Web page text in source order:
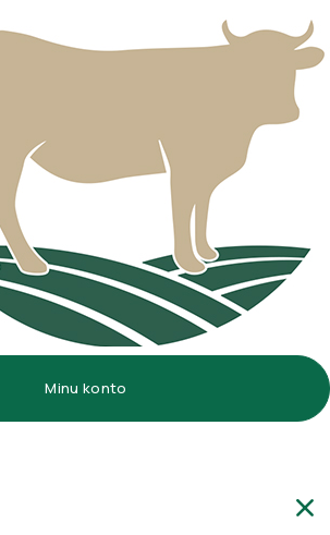
Minu konto